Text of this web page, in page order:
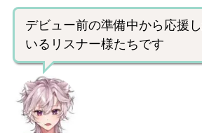
デビュー前の準備中から応援
いるリスナー様たちです